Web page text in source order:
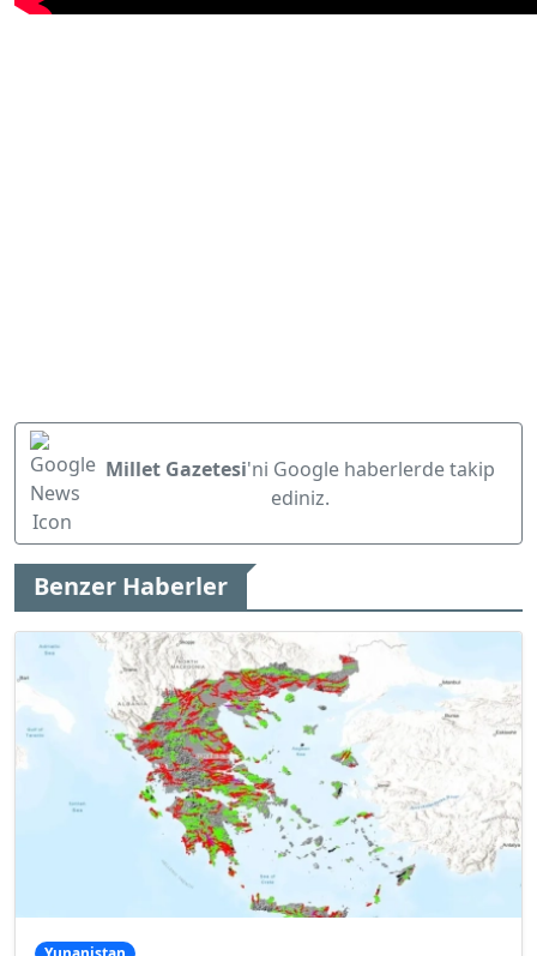
Millet Gazetesi'ni Google haberlerde takip
ediniz.
Benzer Haberler